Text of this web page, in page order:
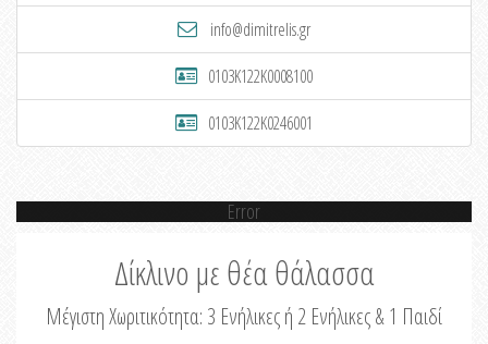
info@dimitrelis.gr
0103K122K0008100
0103K122K0246001
Error
Δίκλινο με θέα θάλασσα
Μέγιστη Χωριτικότητα: 3 Ενήλικες ή 2 Ενήλικες & 1 Παιδί